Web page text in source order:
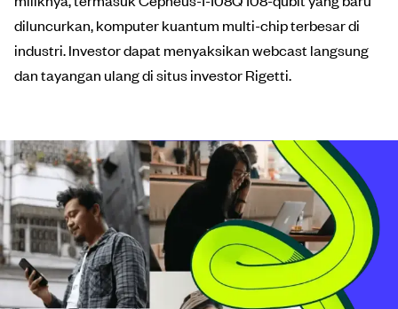
diluncurkan, komputer kuantum multi-chip terbesar di
industri. Investor dapat menyaksikan webcast langsung
dan tayangan ulang di situs investor Rigetti.